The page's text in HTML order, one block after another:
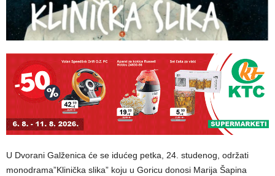
U Dvorani Galženica će se idućeg petka, 24. studenog, održati
monodrama”Klinička slika” koju u Goricu donosi Marija Šapina